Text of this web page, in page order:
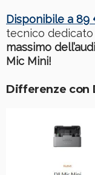
Disponibile a 89
tecnico dedicato
massimo
Mic Mini!
Differenze con